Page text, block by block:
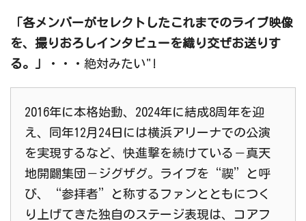
「各メンバーがセレクトしたこれまでのライブ映像
を、撮りおろしインタビューを織り交ぜお送りす
る。」
・・・絶対みたい"!
2016年に本格始動、2024年に結成8周年を迎
え、同年12月24日には横浜アリーナでの公演
を実現するなど、快進撃を続けている－真天
地開闢集団－ジグザグ。ライブを“禊”と呼
び、“参拝者”と称するファンとともにつく
り上げてきた独自のステージ表現は、コアフ